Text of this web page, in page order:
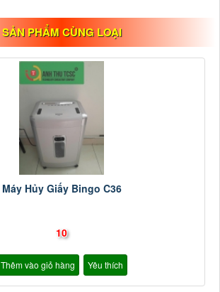
SẢN PHẨM CÙNG LOẠI
Máy Hủy Giấy Bingo C36
10
Thêm vào giỏ hàng Yêu thích